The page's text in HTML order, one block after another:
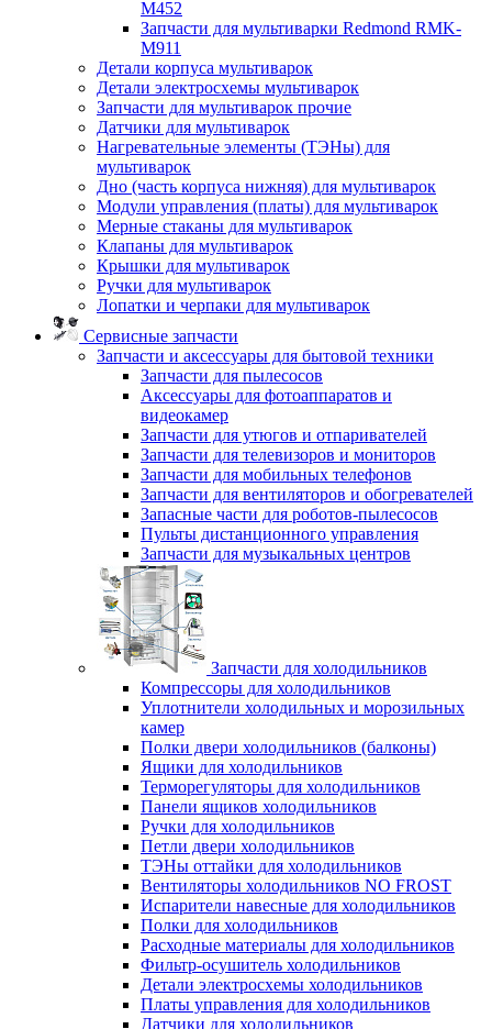
M452
Запчасти для мультиварки Redmond RMK-
M911
Детали корпуса мультиварок
Детали электросхемы мультиварок
Запчасти для мультиварок прочие
Датчики для мультиварок
Нагревательные элементы (ТЭНы) для
мультиварок
Дно (часть корпуса нижняя) для мультиварок
Модули управления (платы) для мультиварок
Мерные стаканы для мультиварок
Клапаны для мультиварок
Крышки для мультиварок
Ручки для мультиварок
Лопатки и черпаки для мультиварок
Сервисные запчасти
Запчасти и аксессуары для бытовой техники
Запчасти для пылесосов
Аксессуары для фотоаппаратов и
видеокамер
Запчасти для утюгов и отпаривателей
Запчасти для телевизоров и мониторов
Запчасти для мобильных телефонов
Запчасти для вентиляторов и обогревателей
Запасные части для роботов-пылесосов
Пульты дистанционного управления
Запчасти для музыкальных центров
Запчасти для холодильников
Компрессоры для холодильников
Уплотнители холодильных и морозильных
камер
Полки двери холодильников (балконы)
Ящики для холодильников
Терморегуляторы для холодильников
Панели ящиков холодильников
Ручки для холодильников
Петли двери холодильников
ТЭНы оттайки для холодильников
Вентиляторы холодильников NO FROST
Испарители навесные для холодильников
Полки для холодильников
Расходные материалы для холодильников
Фильтр-осушитель холодильников
Детали электросхемы холодильников
Платы управления для холодильников
Датчики для холодильников